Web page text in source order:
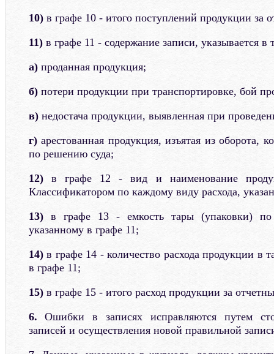
10)в графе 10 - итого поступлений продукции за
11)в графе 11 - содержание записи, указывается в
а)проданная продукция;
б)потери продукции при транспортировке, бой
в)недостача продукции, выявленная при
г)арестованная продукция, изъятая из оборота,
по решению суда;
12)в графе 12 - вид и наименование
Классификатором по каждому виду расхода,
13)в графе 13 - емкость тары (упаковки) по
указанному в графе 11;
14)в графе 14 - количество расхода продукции в
в графе 11;
15)в графе 15 - итого расход продукции за
6. Ошибки в записях исправляются путем
записей и осуществления новой правильной